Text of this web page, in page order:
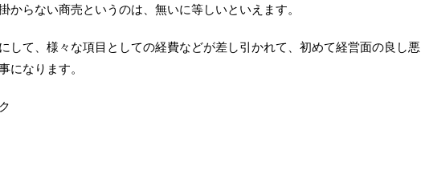
からない商売というのは、無いに等しいといえます。
して、様々な項目としての経費などが差し引かれて、初めて経営面の良し悪
になります。